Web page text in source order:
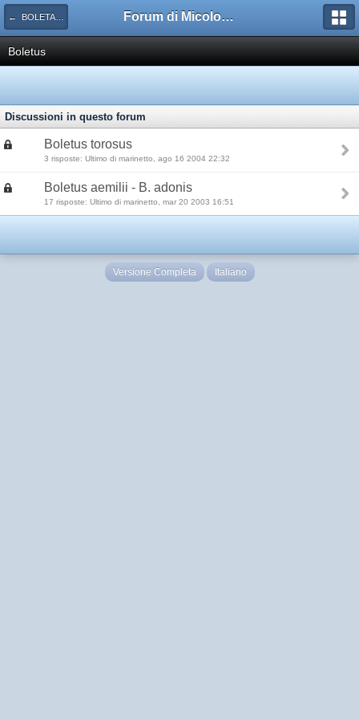
← BOLETACEAE Forum di Micologia AMB Gruppo di Muggia e del Carso
Boletus
Discussioni in questo forum
Boletus torosus
3 risposte: Ultimo di marinetto, ago 16 2004 22:32
Boletus aemilii - B. adonis
17 risposte: Ultimo di marinetto, mar 20 2003 16:51
Versione Completa Italiano